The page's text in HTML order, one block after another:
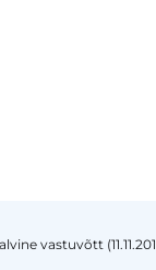
vastuvõtt